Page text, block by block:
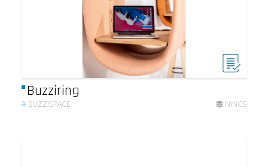
Buzziring
# BUZZISPACE NINCS